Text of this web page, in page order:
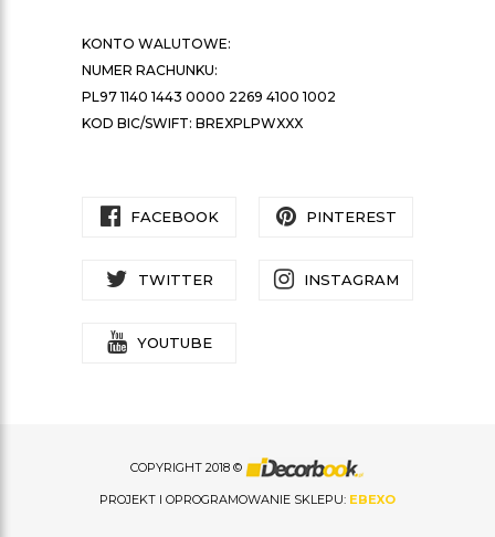
KONTO WALUTOWE:
NUMER RACHUNKU:
PL97 1140 1443 0000 2269 4100 1002
KOD BIC/SWIFT: BREXPLPWXXX
FACEBOOK PINTEREST
TWITTER INSTAGRAM
YOUTUBE
COPYRIGHT 2018 ©
PROJEKT I OPROGRAMOWANIE SKLEPU: EBEXO